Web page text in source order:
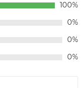
100%
0%
0%
0%